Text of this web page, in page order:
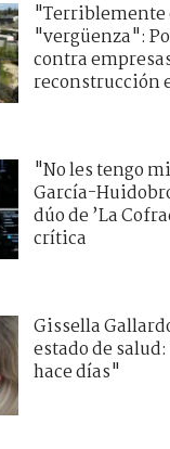
"Terriblemente
"vergüenza":
contra
reconstrucción
"No les tengo
García-
dúo de ’La
crítica
Gissella
estado de
hace días"